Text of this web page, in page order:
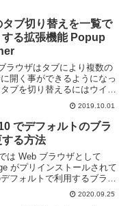
ブ切り替えを一覧で
る拡張機能 Popup
ラウザはタブにより複数の
開く事ができるようになっ
ブを切り替えるにはウイン
バーから目的のものをクリ
ctrl-tab のキーボードショー
する事となるが、タブバ...
2019.10.01
でデフォルトのブラ
る方法
は Web ブラウザとして
がプリインストールされて
フォルトで利用するブラウ
や Firefox 等、ユーザ
する事ができる。自分...
2020.09.25